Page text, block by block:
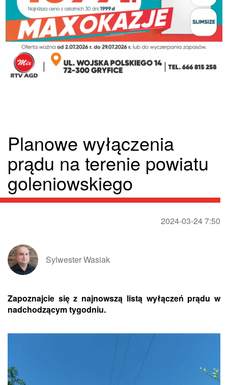
Planowe wyłączenia
prądu na terenie powiatu
goleniowskiego
2024-03-24 7:50
Sylwester Wasiak
Zapoznajcie się z najnowszą listą wyłączeń prądu w
nadchodzącym tygodniu.